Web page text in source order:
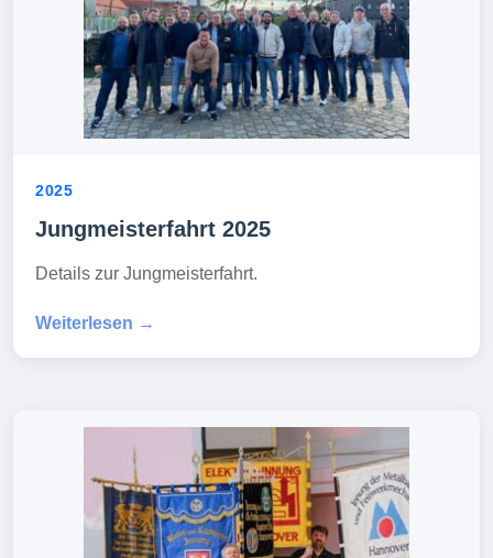
2025
Jungmeisterfahrt 2025
Details zur Jungmeisterfahrt.
Weiterlesen →